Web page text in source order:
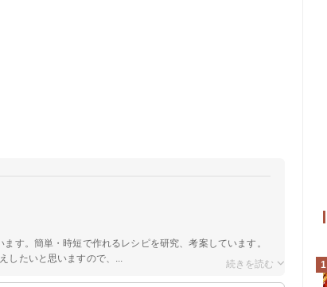
す。簡単・時短で作れるレシピを研究、考案しています。
したいと思いますので、...
1